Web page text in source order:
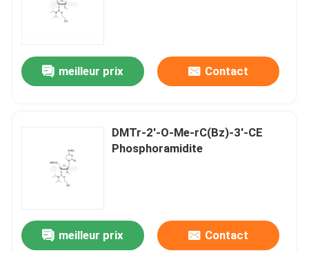
meilleur prix Contact
DMTr-2'-O-Me-rC(Bz)-3'-CE
Phosphoramidite
meilleur prix Contact